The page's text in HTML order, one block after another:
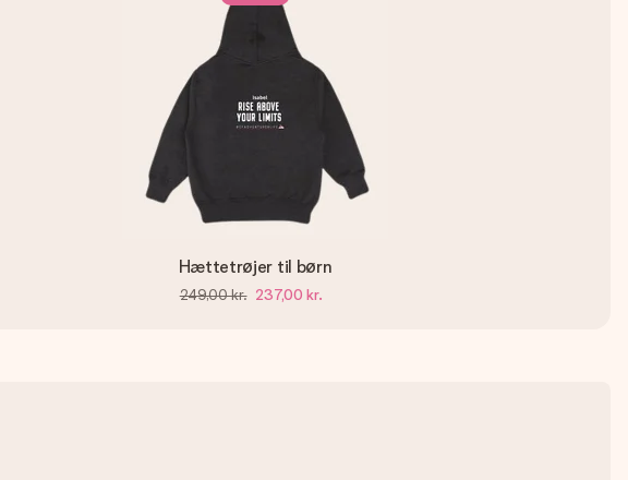
Hættetrøjer til børn
249,00 kr. 237,00 kr.